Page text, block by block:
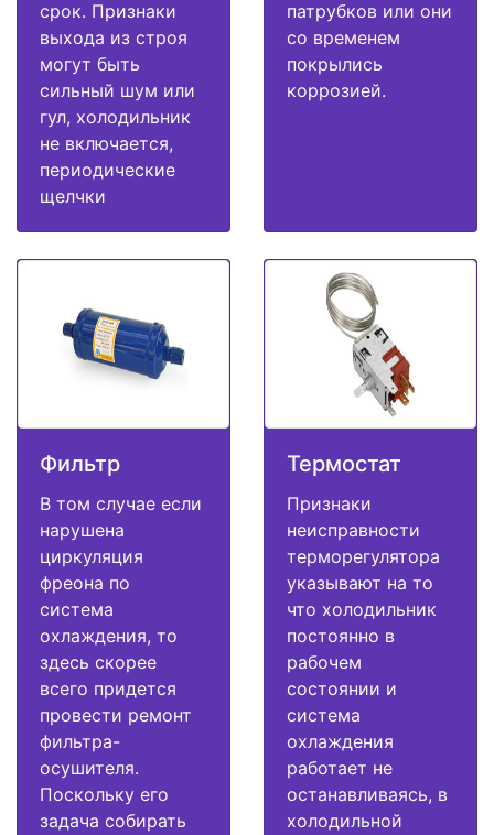
срок. Признаки
выхода из строя
могут быть
сильный шум или
гул, холодильник
не включается,
периодические
щелчки
патрубков или они
со временем
покрылись
коррозией.
Фильтр
В том случае если
нарушена
циркуляция
фреона по
система
охлаждения, то
здесь скорее
всего придется
провести ремонт
фильтра-
осушителя.
Поскольку его
задача собирать
Термостат
Признаки
неисправности
терморегулятора
указывают на то
что холодильник
постоянно в
рабочем
состоянии и
система
охлаждения
работает не
останавливаясь, в
холодильной